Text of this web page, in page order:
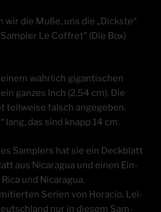
die Muße, uns die „Dicks­te“
Le Coff­ret” (Die Box)
wahr­lich gigan­ti­schen
gan­zes Inch (2,54 cm). Die
teil­wei­se falsch ange­ge­ben.
das sind knapp 14 cm.
Sam­plers hat sie ein Deck­blatt
aus Nica­ra­gua und einen Ein­
und Nica­ra­gua.
Seri­en von Hora­cio. Lei­
nur in die­sem Sam­